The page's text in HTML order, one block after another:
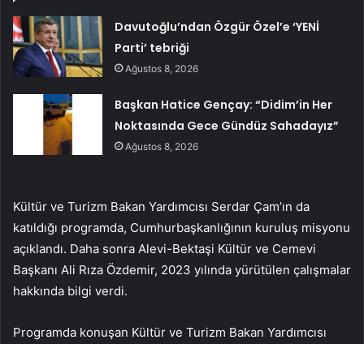
Davutoğlu’ndan Özgür Özel’e ‘YENİ
Parti’ tebriği
Ağustos 8, 2026
Başkan Hatice Gençay: “Didim’in Her
Noktasında Gece Gündüz Sahadayız”
Ağustos 8, 2026
Kültür ve Turizm Bakan Yardımcısı Serdar Çam’ın da
katıldığı programda, Cumhurbaşkanlığının kuruluş misyonu
açıklandı. Daha sonra Alevi-Bektaşi Kültür ve Cemevi
Başkanı Ali Rıza Özdemir, 2023 yılında yürütülen çalışmalar
hakkında bilgi verdi.
Programda konuşan Kültür ve Turizm Bakan Yardımcısı